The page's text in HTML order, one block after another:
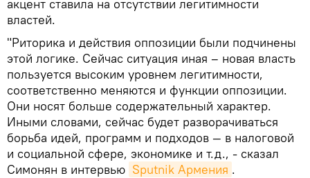
акцент ставила на отсутствии легитимности
властей.
"Риторика и действия оппозиции были подчинены
этой логике. Сейчас ситуация иная – новая власть
пользуется высоким уровнем легитимности,
соответственно меняются и функции оппозиции.
Они носят больше содержательный характер.
Иными словами, сейчас будет разворачиваться
борьба идей, программ и подходов — в налоговой
и социальной сфере, экономике и т.д., - сказал
Симонян в интервью Sputnik Армения .